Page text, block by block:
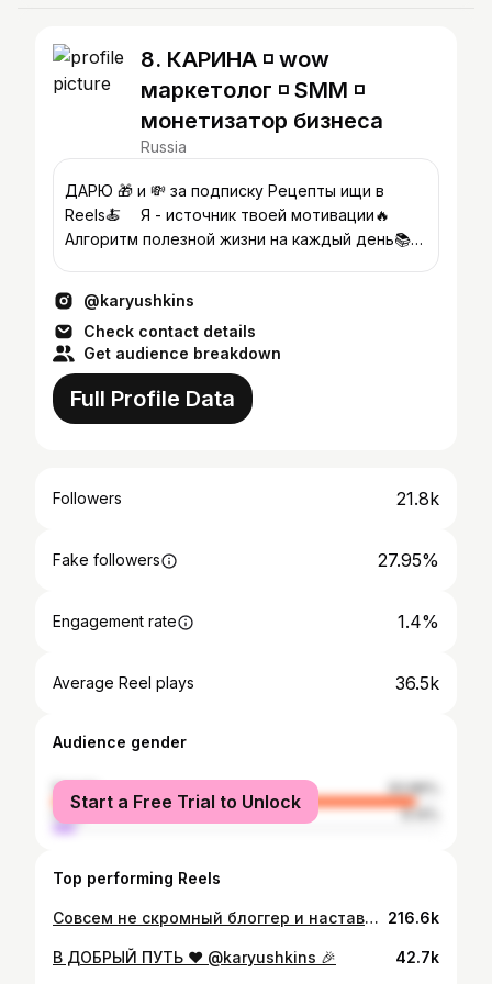
8. КАРИНА ◽️ wow
маркетолог ◽️ SMM ◽️
монетизатор бизнеса
Russia
ДАРЮ 🎁 и 💸 за подписку Рецепты ищи в
Reels🍝 ⠀ Я - источник твоей мотивации🔥⠀
Алгоритм полезной жизни на каждый день📚
@karyushkins
Check contact details
Get audience breakdown
Full Profile Data
Followers 21.8k
Fake followers 27.95%
Engagement rate 1.4%
Average Reel plays 36.5k
Audience gender
female
93.86%
male
6.14%
Start a Free Trial to Unlock
Top performing Reels
Совсем не скромный блоггер и наставник экспертов и фрилансеров, даю инсайты для прокачки себя🙌🏼 Скромность украшает, но оставляет голодным😉 216.6k
В ДОБРЫЙ ПУТЬ ❤️ @karyushkins 🎉 42.7k